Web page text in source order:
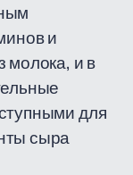
и
молока, и в
для
сыра